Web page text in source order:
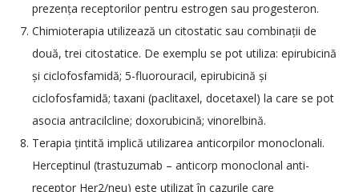
prezența receptorilor pentru estrogen sau progesteron.
Chimioterapia utilizează un citostatic sau combinații de
două, trei citostatice. De exemplu se pot utiliza: epirubicină
și ciclofosfamidă; 5-fluorouracil, epirubicină și
ciclofosfamidă; taxani (paclitaxel, docetaxel) la care se pot
asocia antracilcline; doxorubicină; vinorelbină.
Terapia țintită implică utilizarea anticorpilor monoclonali.
Herceptinul (trastuzumab – anticorp monoclonal anti-
receptor Her2/neu) este utilizat în cazurile care